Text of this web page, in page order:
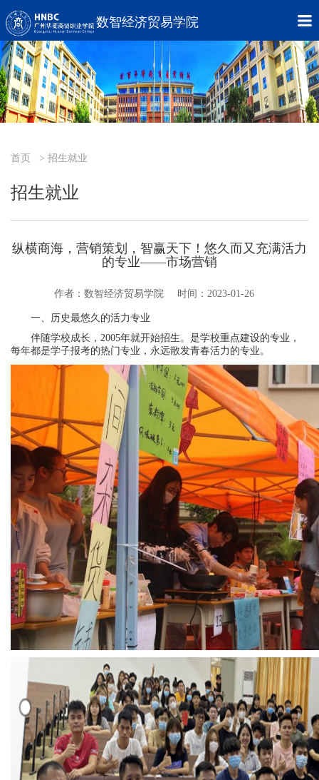
数智经济贸易学院
首页 > 招生就业
招生就业
纵横商海，营销策划，智赢天下！悠久而又充满活力
的专业——市场营销
作者：数智经济贸易学院 时间：2023-01-26
一、历史最悠久的活力专业
伴随学校成长，2005年就开始招生。是学校重点建设的专业，
每年都是学子报考的热门专业，永远散发青春活力的专业。